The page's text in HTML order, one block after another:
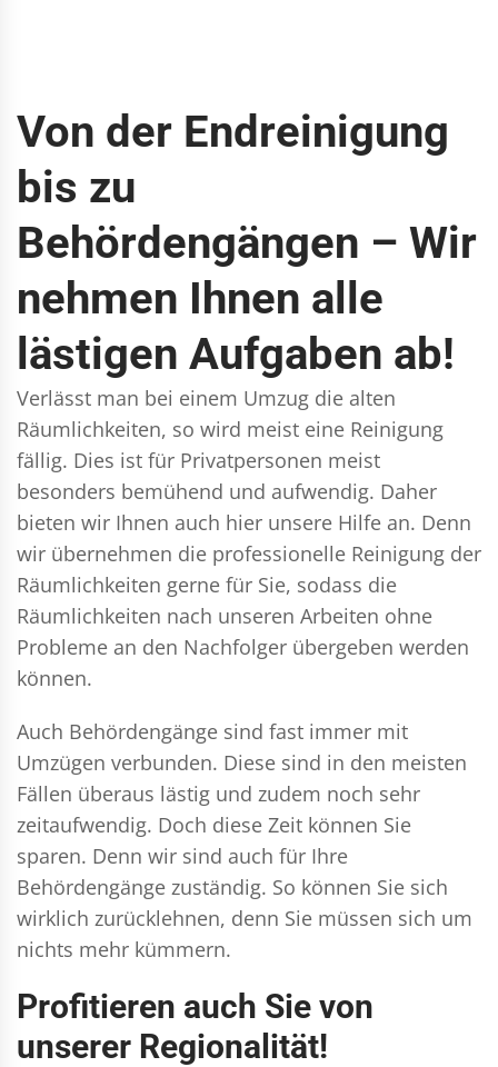
Von der Endreinigung
bis zu
Behördengängen – Wir
nehmen Ihnen alle
lästigen Aufgaben ab!
Verlässt man bei einem Umzug die alten
Räumlichkeiten, so wird meist eine Reinigung
fällig. Dies ist für Privatpersonen meist
besonders bemühend und aufwendig. Daher
bieten wir Ihnen auch hier unsere Hilfe an. Denn
wir übernehmen die professionelle Reinigung der
Räumlichkeiten gerne für Sie, sodass die
Räumlichkeiten nach unseren Arbeiten ohne
Probleme an den Nachfolger übergeben werden
können.
Auch Behördengänge sind fast immer mit
Umzügen verbunden. Diese sind in den meisten
Fällen überaus lästig und zudem noch sehr
zeitaufwendig. Doch diese Zeit können Sie
sparen. Denn wir sind auch für Ihre
Behördengänge zuständig. So können Sie sich
wirklich zurücklehnen, denn Sie müssen sich um
nichts mehr kümmern.
Profitieren auch Sie von
unserer Regionalität!